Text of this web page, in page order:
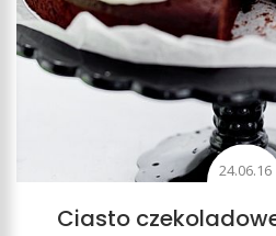
24.06.16
Ciasto